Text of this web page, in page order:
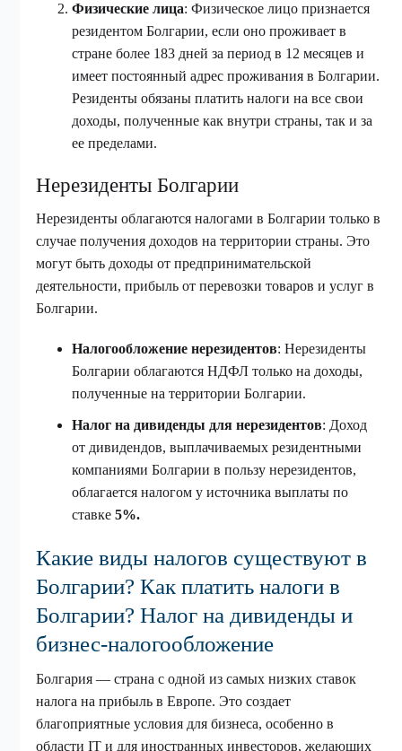
Физические лица: Физическое лицо признается
резидентом Болгарии, если оно проживает в
стране более 183 дней за период в 12 месяцев и
имеет постоянный адрес проживания в Болгарии.
Резиденты обязаны платить налоги на все свои
доходы, полученные как внутри страны, так и за
ее пределами.
Нерезиденты Болгарии
Нерезиденты облагаются налогами в Болгарии только в
случае получения доходов на территории страны. Это
могут быть доходы от предпринимательской
деятельности, прибыль от перевозки товаров и услуг в
Болгарии.
Налогообложение нерезидентов: Нерезиденты
Болгарии облагаются НДФЛ только на доходы,
полученные на территории Болгарии.
Налог на дивиденды для нерезидентов: Доход
от дивидендов, выплачиваемых резидентными
компаниями Болгарии в пользу нерезидентов,
облагается налогом у источника выплаты по
ставке 5%.
Какие виды налогов существуют в
Болгарии? Как платить налоги в
Болгарии? Налог на дивиденды и
бизнес-налогообложение
Болгария — страна с одной из самых низких ставок
налога на прибыль в Европе. Это создает
благоприятные условия для бизнеса, особенно в
области IT и для иностранных инвесторов, желающих